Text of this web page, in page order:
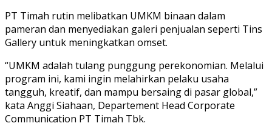
PT Timah rutin melibatkan UMKM binaan dalam
pameran dan menyediakan galeri penjualan seperti Tins
Gallery untuk meningkatkan omset.
“UMKM adalah tulang punggung perekonomian. Melalui
program ini, kami ingin melahirkan pelaku usaha
tangguh, kreatif, dan mampu bersaing di pasar global,”
kata Anggi Siahaan, Departement Head Corporate
Communication PT Timah Tbk.